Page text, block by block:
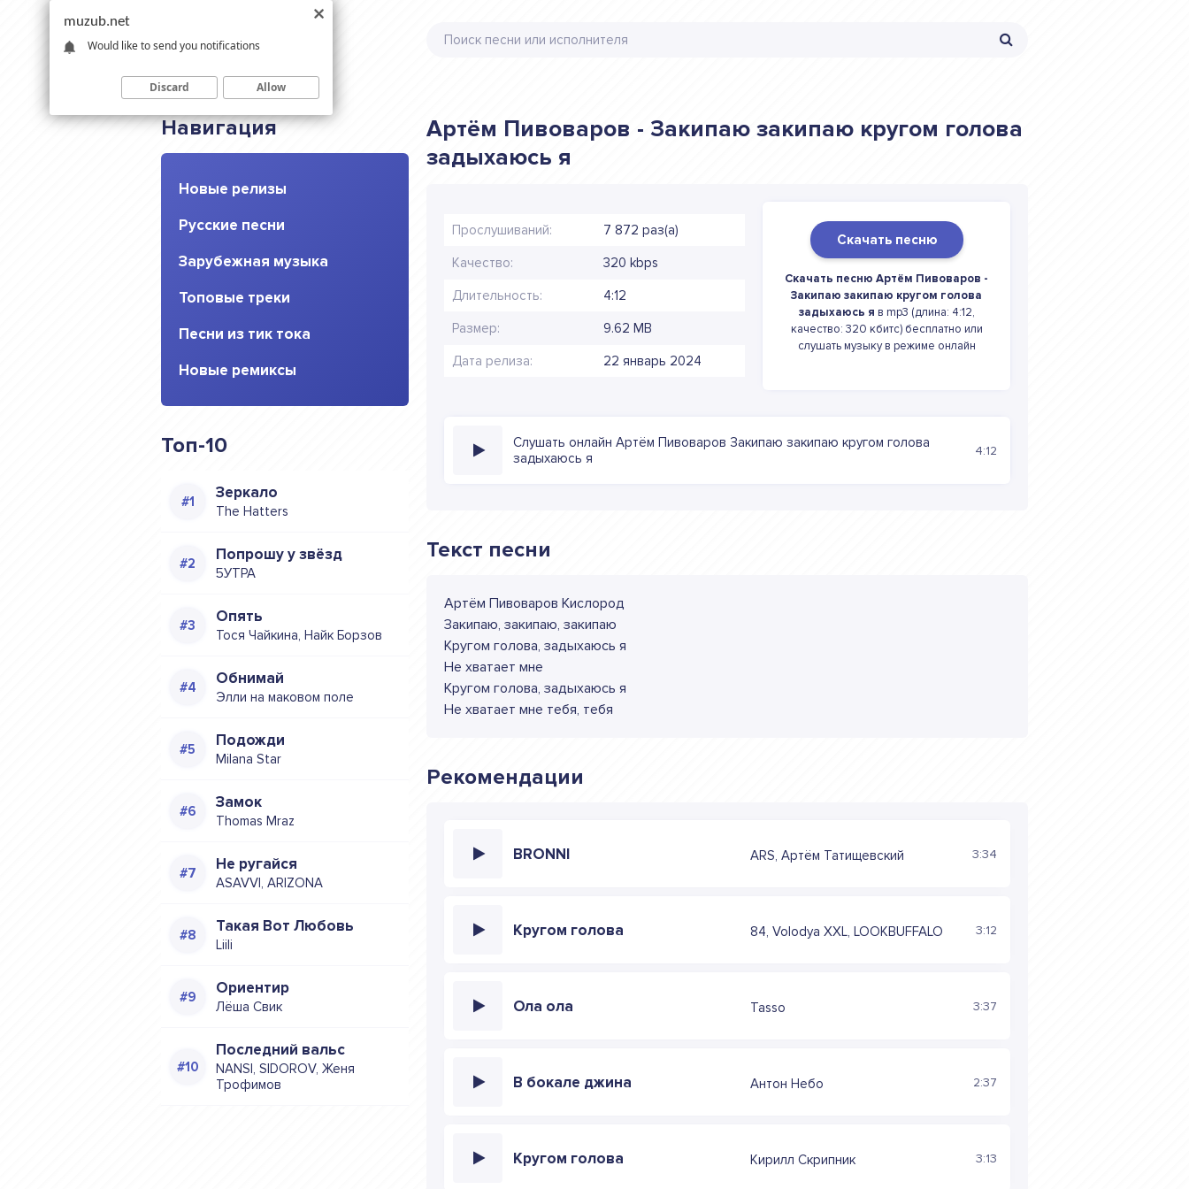
Навигация
Новые релизы
Русские песни
Зарубежная музыка
Топовые треки
Песни из тик тока
Новые ремиксы
Топ-10
Зеркало
The Hatters
Попрошу у звёзд
5УТРА
Опять
Тося Чайкина, Найк Борзов
Обнимай
Элли на маковом поле
Подожди
Milana Star
Замок
Thomas Mraz
Не ругайся
ASAVVI, ARIZONA
Такая Вот Любовь
Liili
Ориентир
Лёша Свик
Последний вальс
NANSI, SIDOROV, Женя
Трофимов
Артём Пивоваров - Закипаю закипаю кругом голова
задыхаюсь я
Прослушиваний: 7 872 раз(а)
Качество: 320 kbps
Длительность: 4:12
Размер: 9.62 MB
Дата релиза: 22 январь 2024
Скачать песню
Скачать песню Артём Пивоваров -
Закипаю закипаю кругом голова
задыхаюсь я в mp3 (длина: 4:12,
качество: 320 кбитс) бесплатно или
слушать музыку в режиме онлайн
Слушать онлайн Артём Пивоваров Закипаю закипаю кругом голова
задыхаюсь я
4:12
Текст песни
Артём Пивоваров Кислород
Закипаю, закипаю, закипаю
Кругом голова, задыхаюсь я
Не хватает мне
Кругом голова, задыхаюсь я
Не хватает мне тебя, тебя
Рекомендации
BRONNI ARS, Артём Татищевский 3:34
Кругом голова 84, Volodya XXL, LOOKBUFFALO 3:12
Ола ола Tasso 3:37
В бокале джина Антон Небо 2:37
Кругом голова Кирилл Скрипник 3:13
muzub.net
Would like to send you notifications
Discard Allow